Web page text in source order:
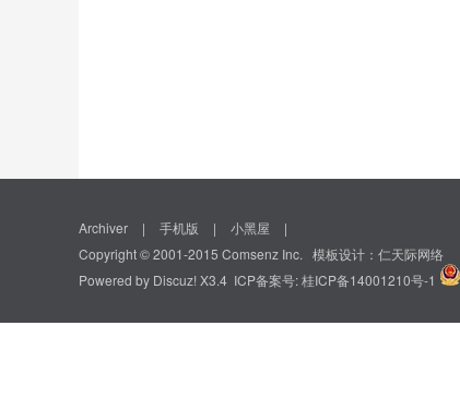
Archiver | 手机版 | 小黑屋
|
Copyright © 2001-2015 Comsenz Inc. 模板设计： 仁天际网络
Powered by Discuz! X3.4 ICP备案号:桂ICP备14001210号-1